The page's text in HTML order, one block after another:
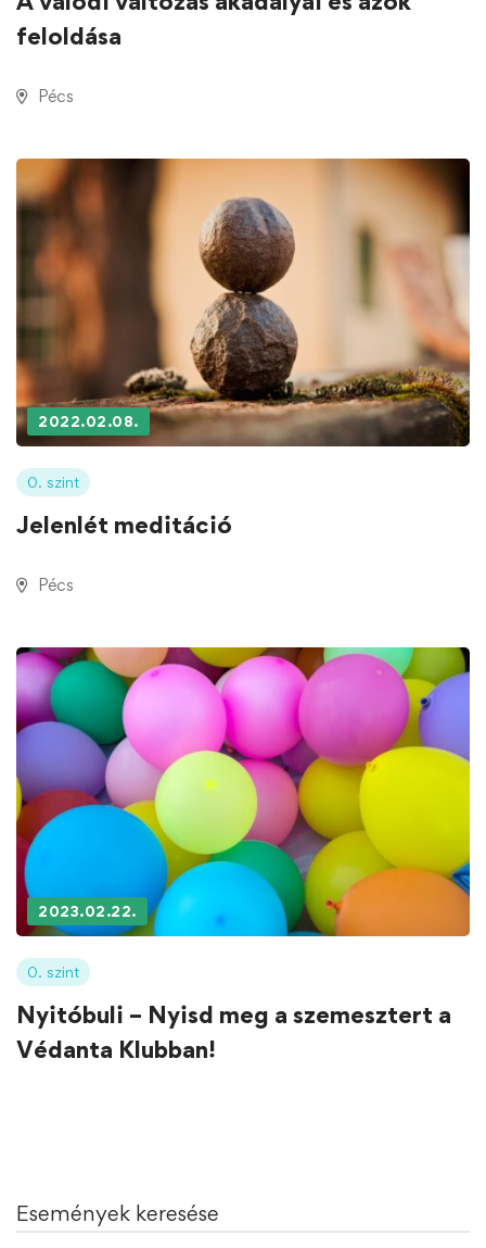
Események keresése
feloldása
Pécs
2022.02.08.
0. szint
Jelenlét meditáció
Pécs
2023.02.22.
0. szint
Nyitóbuli – Nyisd meg a szemesztert a
Védanta Klubban!